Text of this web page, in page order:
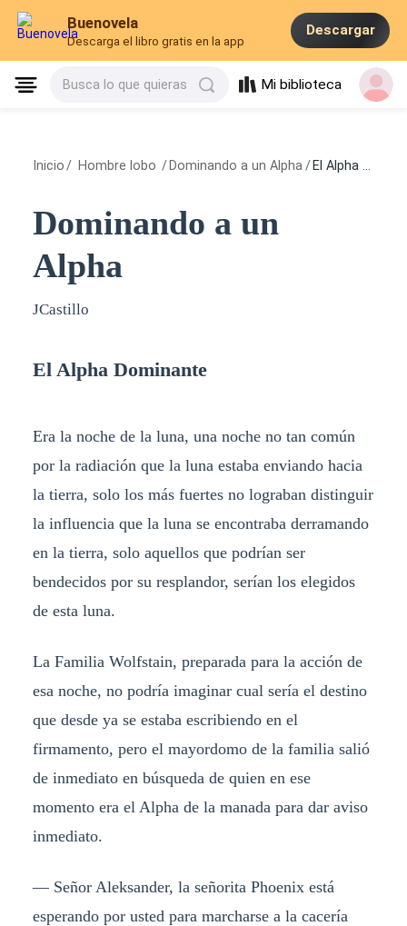
Buenovela
Descarga el libro gratis en la app
Descargar
Busca lo que quieras Mi biblioteca
Inicio / Hombre lobo / Dominando a un Alpha / El Alpha Dominante
Dominando a un
Alpha
JCastillo
El Alpha Dominante
Era la noche de la luna, una noche no tan común
por la radiación que la luna estaba enviando hacia
la tierra, solo los más fuertes no lograban distinguir
la influencia que la luna se encontraba derramando
en la tierra, solo aquellos que podrían ser
bendecidos por su resplandor, serían los elegidos
de esta luna.
La Familia Wolfstain, preparada para la acción de
esa noche, no podría imaginar cual sería el destino
que desde ya se estaba escribiendo en el
firmamento, pero el mayordomo de la familia salió
de inmediato en búsqueda de quien en ese
momento era el Alpha de la manada para dar aviso
inmediato.
— Señor Aleksander, la señorita Phoenix está
esperando por usted para marcharse a la cacería